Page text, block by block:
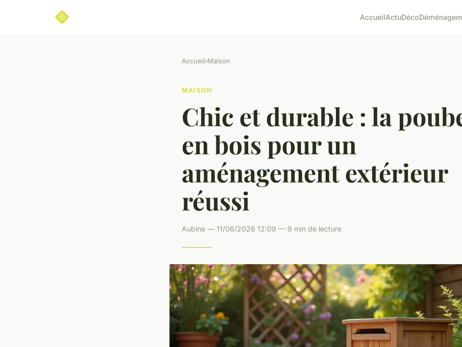
AccueilActuDéco
Accueil›Maison
MAISON
Chic et durable : la
en bois pour un
aménagement extérieur
réussi
Aubine — 11/06/2026 12:09 — 9 min de lecture